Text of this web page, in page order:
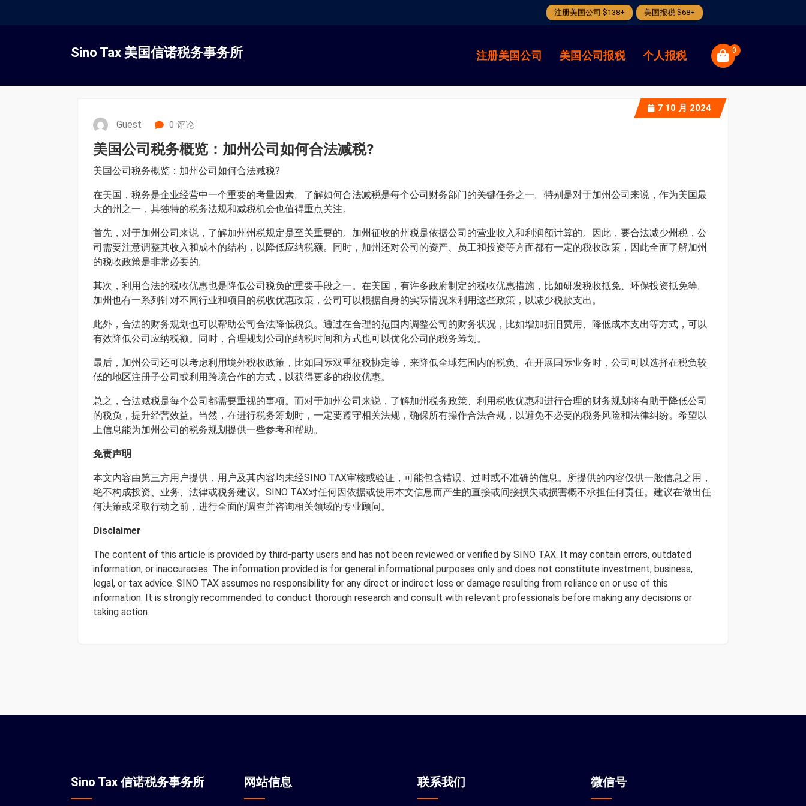
注册美国公司 $138+ 美国报税 $68+
容
Sino Tax 美国信诺税务事务所 注册美国公司 美国公司报税 个人报税 0
7 10 月 2024
Guest 0 评论
美国公司税务概览：加州公司如何合法减税?
美国公司税务概览：加州公司如何合法减税?
在美国，税务是企业经营中一个重要的考量因素。了解如何合法减税是每个公司财务部门的关键任务之一。特别是对于加州公司来说，作为美国最
大的州之一，其独特的税务法规和减税机会也值得重点关注。
首先，对于加州公司来说，了解加州州税规定是至关重要的。加州征收的州税是依据公司的营业收入和利润额计算的。因此，要合法减少州税，公
司需要注意调整其收入和成本的结构，以降低应纳税额。同时，加州还对公司的资产、员工和投资等方面都有一定的税收政策，因此全面了解加州
的税收政策是非常必要的。
其次，利用合法的税收优惠也是降低公司税负的重要手段之一。在美国，有许多政府制定的税收优惠措施，比如研发税收抵免、环保投资抵免等。
加州也有一系列针对不同行业和项目的税收优惠政策，公司可以根据自身的实际情况来利用这些政策，以减少税款支出。
此外，合法的财务规划也可以帮助公司合法降低税负。通过在合理的范围内调整公司的财务状况，比如增加折旧费用、降低成本支出等方式，可以
有效降低公司应纳税额。同时，合理规划公司的纳税时间和方式也可以优化公司的税务筹划。
最后，加州公司还可以考虑利用境外税收政策，比如国际双重征税协定等，来降低全球范围内的税负。在开展国际业务时，公司可以选择在税负较
低的地区注册子公司或利用跨境合作的方式，以获得更多的税收优惠。
总之，合法减税是每个公司都需要重视的事项。而对于加州公司来说，了解加州税务政策、利用税收优惠和进行合理的财务规划将有助于降低公司
的税负，提升经营效益。当然，在进行税务筹划时，一定要遵守相关法规，确保所有操作合法合规，以避免不必要的税务风险和法律纠纷。希望以
上信息能为加州公司的税务规划提供一些参考和帮助。
免责声明
本文内容由第三方用户提供，用户及其内容均未经SINO TAX审核或验证，可能包含错误、过时或不准确的信息。所提供的内容仅供一般信息之用，
绝不构成投资、业务、法律或税务建议。SINO TAX对任何因依据或使用本文信息而产生的直接或间接损失或损害概不承担任何责任。建议在做出任
何决策或采取行动之前，进行全面的调查并咨询相关领域的专业顾问。
Disclaimer
The content of this article is provided by third-party users and has not been reviewed or verified by SINO TAX. It may contain errors, outdated
information, or inaccuracies. The information provided is for general informational purposes only and does not constitute investment, business,
legal, or tax advice. SINO TAX assumes no responsibility for any direct or indirect loss or damage resulting from reliance on or use of this
information. It is strongly recommended to conduct thorough research and consult with relevant professionals before making any decisions or
taking action.
Sino Tax 信诺税务事务所 网站信息 联系我们 微信号